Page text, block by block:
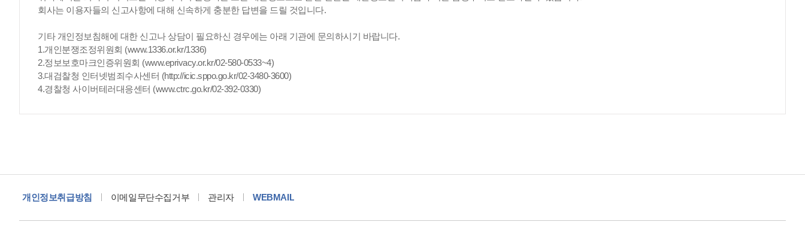
회사는 이용자들의 신고사항에 대해 신속하게 충분한 답변을 드릴 것입니다.
기타 개인정보침해에 대한 신고나 상담이 필요하신 경우에는 아래 기관에 문의하시기 바랍니다.
1.개인분쟁조정위원회 (www.1336.or.kr/1336)
2.정보보호마크인증위원회 (www.eprivacy.or.kr/02-580-0533~4)
3.대검찰청 인터넷범죄수사센터 (http://icic.sppo.go.kr/02-3480-3600)
4.경찰청 사이버테러대응센터 (www.ctrc.go.kr/02-392-0330)
개인정보취급방침 이메일무단수집거부 관리자 WEBMAIL